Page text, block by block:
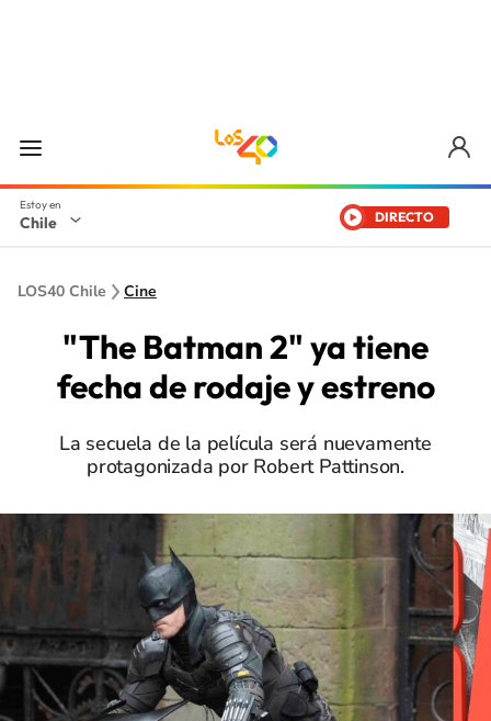
Chile DIRECTO
LOS40 Chile Cine
"The Batman 2" ya tiene
fecha de rodaje y estreno
La secuela de la película será nuevamente
protagonizada por Robert Pattinson.